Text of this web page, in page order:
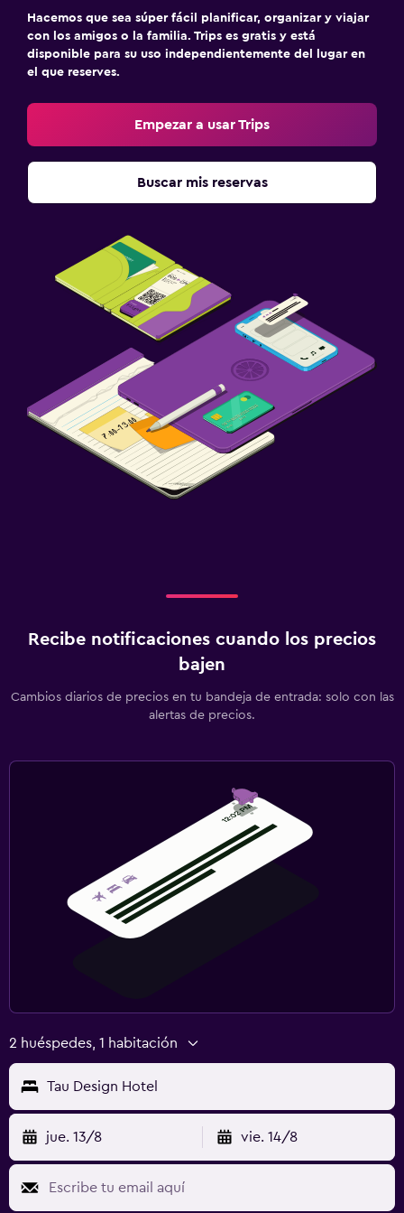
Hacemos que sea súper fácil planificar, organizar y viajar
con los amigos o la familia. Trips es gratis y está
disponible para su uso independientemente del lugar en
el que reserves.
Empezar a usar Trips
Buscar mis reservas
Recibe notificaciones cuando los precios
bajen
Cambios diarios de precios en tu bandeja de entrada: solo con las
alertas de precios.
2 huéspedes, 1 habitación
Tau Design Hotel
jue. 13/8 vie. 14/8